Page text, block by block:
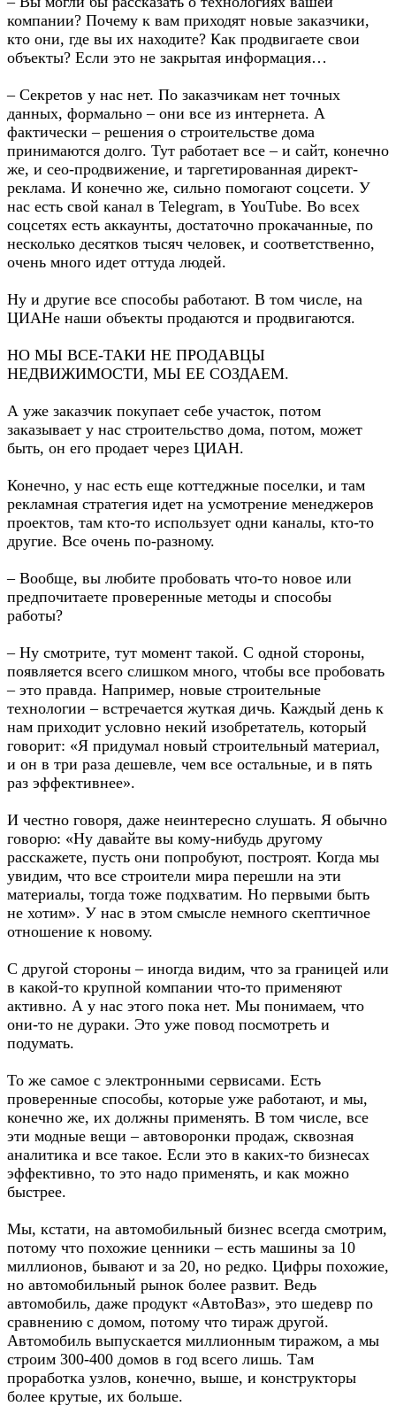
компании? Почему к вам приходят новые заказчики,
кто они, где вы их находите? Как продвигаете свои
объекты? Если это не закрытая информация…
– Секретов у нас нет. По заказчикам нет точных
данных, формально – они все из интернета. А
фактически – решения о строительстве дома
принимаются долго. Тут работает все – и сайт, конечно
же, и сео-продвижение, и таргетированная директ-
реклама. И конечно же, сильно помогают соцсети. У
нас есть свой канал в Telegram, в YouTube. Во всех
соцсетях есть аккаунты, достаточно прокачанные, по
несколько десятков тысяч человек, и соответственно,
очень много идет оттуда людей.
Ну и другие все способы работают. В том числе, на
ЦИАНе наши объекты продаются и продвигаются.
НО МЫ ВСЕ-ТАКИ НЕ ПРОДАВЦЫ
НЕДВИЖИМОСТИ, МЫ ЕЕ СОЗДАЕМ.
А уже заказчик покупает себе участок, потом
заказывает у нас строительство дома, потом, может
быть, он его продает через ЦИАН.
Конечно, у нас есть еще коттеджные поселки, и там
рекламная стратегия идет на усмотрение менеджеров
проектов, там кто-то использует одни каналы, кто-то
другие. Все очень по-разному.
– Вообще, вы любите пробовать что-то новое или
предпочитаете проверенные методы и способы
работы?
– Ну смотрите, тут момент такой. С одной стороны,
появляется всего слишком много, чтобы все пробовать
– это правда. Например, новые строительные
технологии – встречается жуткая дичь. Каждый день к
нам приходит условно некий изобретатель, который
говорит: «Я придумал новый строительный материал,
и он в три раза дешевле, чем все остальные, и в пять
раз эффективнее».
И честно говоря, даже неинтересно слушать. Я обычно
говорю: «Ну давайте вы кому-нибудь другому
расскажете, пусть они попробуют, построят. Когда мы
увидим, что все строители мира перешли на эти
материалы, тогда тоже подхватим. Но первыми быть
не хотим». У нас в этом смысле немного скептичное
отношение к новому.
С другой стороны – иногда видим, что за границей или
в какой-то крупной компании что-то применяют
активно. А у нас этого пока нет. Мы понимаем, что
они-то не дураки. Это уже повод посмотреть и
подумать.
То же самое с электронными сервисами. Есть
проверенные способы, которые уже работают, и мы,
конечно же, их должны применять. В том числе, все
эти модные вещи – автоворонки продаж, сквозная
аналитика и все такое. Если это в каких-то бизнесах
эффективно, то это надо применять, и как можно
быстрее.
Мы, кстати, на автомобильный бизнес всегда смотрим,
потому что похожие ценники – есть машины за 10
миллионов, бывают и за 20, но редко. Цифры похожие,
но автомобильный рынок более развит. Ведь
автомобиль, даже продукт «АвтоВаз», это шедевр по
сравнению с домом, потому что тираж другой.
Автомобиль выпускается миллионным тиражом, а мы
строим 300-400 домов в год всего лишь. Там
проработка узлов, конечно, выше, и конструкторы
более крутые, их больше.